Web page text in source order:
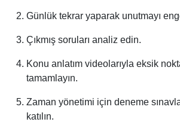
Günlük tekrar yaparak unutmayı
Çıkmış soruları analiz edin.
Konu anlatım videolarıyla eksik
tamamlayın.
Zaman yönetimi için deneme
katılın.